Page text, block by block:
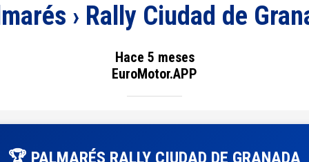
› Rally Ciudad de
Hace 5 meses
EuroMotor.APP
🏆 PALMARÉS RALLY CIUDAD DE GRANADA